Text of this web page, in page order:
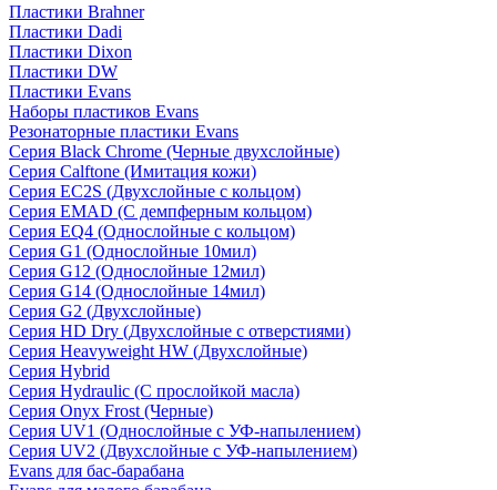
Пластики Brahner
Пластики Dadi
Пластики Dixon
Пластики DW
Пластики Evans
Наборы пластиков Evans
Резонаторные пластики Evans
Серия Black Chrome (Черные двухслойные)
Серия Calftone (Имитация кожи)
Серия EC2S (Двухслойные с кольцом)
Серия EMAD (С демпферным кольцом)
Серия EQ4 (Однослойные с кольцом)
Серия G1 (Однослойные 10мил)
Серия G12 (Однослойные 12мил)
Серия G14 (Однослойные 14мил)
Серия G2 (Двухслойные)
Серия HD Dry (Двухслойные с отверстиями)
Серия Heavyweight HW (Двухслойные)
Серия Hybrid
Серия Hydraulic (С прослойкой масла)
Серия Onyx Frost (Черные)
Серия UV1 (Однослойные с УФ-напылением)
Серия UV2 (Двухслойные с УФ-напылением)
Evans для бас-барабана